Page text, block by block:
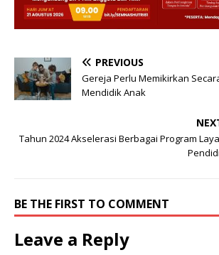
PREVIOUS
Gereja Perlu Memikirkan
Mendidik Anak
Tahun 2024 Akselerasi Berbagai Program
BE THE FIRST TO COMMENT
Leave a Reply